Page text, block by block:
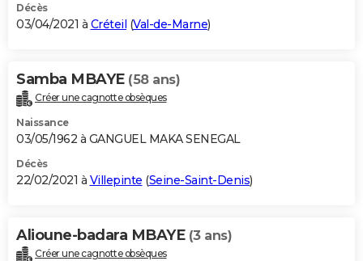
Décès
03/04/2021 à Créteil (Val-de-Marne)
Samba MBAYE (58 ans)
Créer une cagnotte obsèques
Naissance
03/05/1962 à GANGUEL MAKA SENEGAL
Décès
22/02/2021 à Villepinte (Seine-Saint-Denis)
Alioune-badara MBAYE (3 ans)
Créer une cagnotte obsèques